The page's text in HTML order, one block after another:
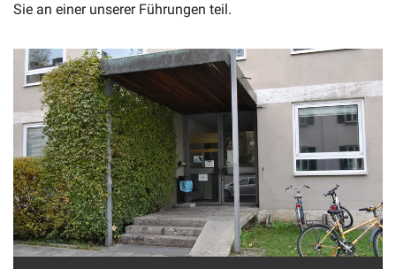
Sie an einer unserer Führungen teil.